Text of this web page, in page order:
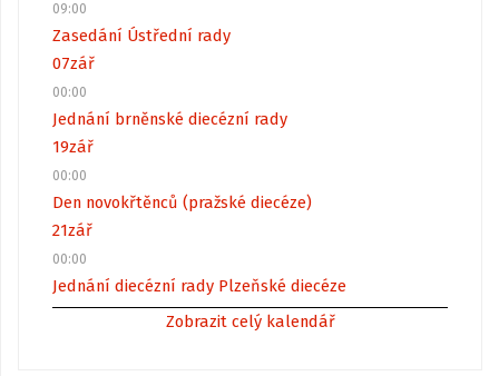
09:00
Zasedání Ústřední rady
07zář
00:00
Jednání brněnské diecézní rady
19zář
00:00
Den novokřtěnců (pražské diecéze)
21zář
00:00
Jednání diecézní rady Plzeňské diecéze
Zobrazit celý kalendář